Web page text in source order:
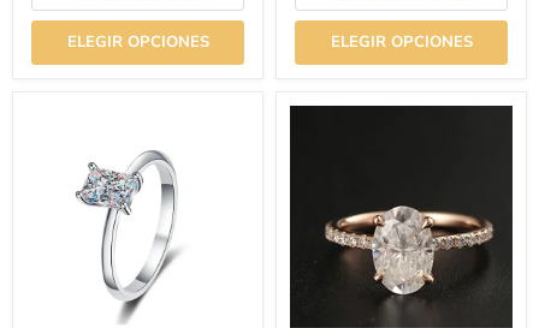
ELEGIR OPCIONES ELEGIR OPCIONES
radiante
Anillo
14k